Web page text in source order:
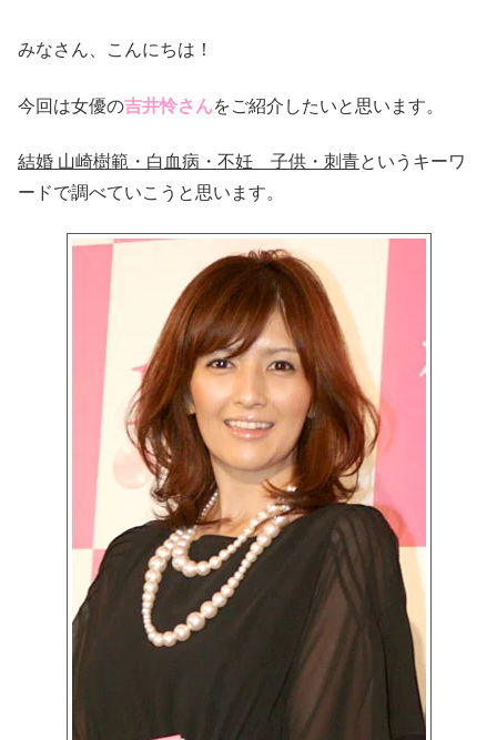
みなさん、こんにちは！
今回は女優の吉井怜さんをご紹介したいと思います。
結婚 山崎樹範・白血病・不妊 子供・刺青というキーワ
ードで調べていこうと思います。